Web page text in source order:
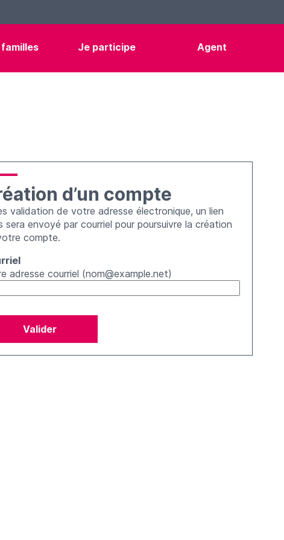
Je participe Agent
d’un compte
validation de votre adresse électronique, un lien
sera envoyé par courriel pour poursuivre la création
compte.
adresse courriel (nom@example.net)
Valider